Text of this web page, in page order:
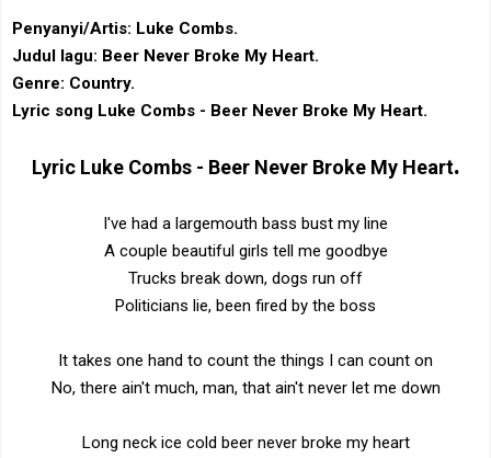
Penyanyi/Artis: Luke Combs.
Judul lagu: Beer Never Broke My Heart.
Genre: Country.
Lyric song Luke Combs - Beer Never Broke My Heart.
Lyric Luke Combs - Beer Never Broke My Heart.
I've had a largemouth bass bust my line
A couple beautiful girls tell me goodbye
Trucks break down, dogs run off
Politicians lie, been fired by the boss
It takes one hand to count the things I can count on
No, there ain't much, man, that ain't never let me down
Long neck ice cold beer never broke my heart